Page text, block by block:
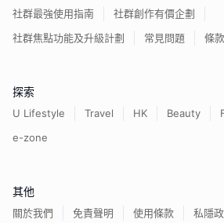
社群最強使用指南
社群創作有價企劃
社群焦點功能及升級計劃
常見問題 條
探索
U Lifestyle Travel HK Beauty
e-zone
其他
關於我們 免責聲明 使用條款 私隱